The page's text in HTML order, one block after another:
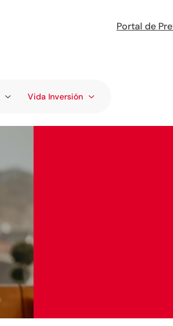
Portal de
Vida Inversión